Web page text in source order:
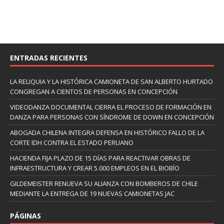
ENTRADAS RECIENTES
LA RELIQUIA Y LA HISTÓRICA CAMIONETA DE SAN ALBERTO HURTADO
CONGREGAN A CIENTOS DE PERSONAS EN CONCEPCIÓN
VIDEODANZA DOCUMENTAL CIERRA EL PROCESO DE FORMACIÓN EN
DANZA PARA PERSONAS CON SÍNDROME DE DOWN EN CONCEPCIÓN
ABOGADA CHILENA INTEGRA DEFENSA EN HISTÓRICO FALLO DE LA
CORTE IDH CONTRA EL ESTADO PERUANO
HACIENDA FIJA PLAZO DE 15 DÍAS PARA REACTIVAR OBRAS DE
INFRAESTRUCTURA Y CREAR 5.000 EMPLEOS EN EL BIOBÍO
GILDEMEISTER RENUEVA SU ALIANZA CON BOMBEROS DE CHILE
MEDIANTE LA ENTREGA DE 19 NUEVAS CAMIONETAS JAC
PÁGINAS